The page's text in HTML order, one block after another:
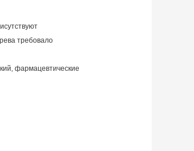
требовало
фармацевтические